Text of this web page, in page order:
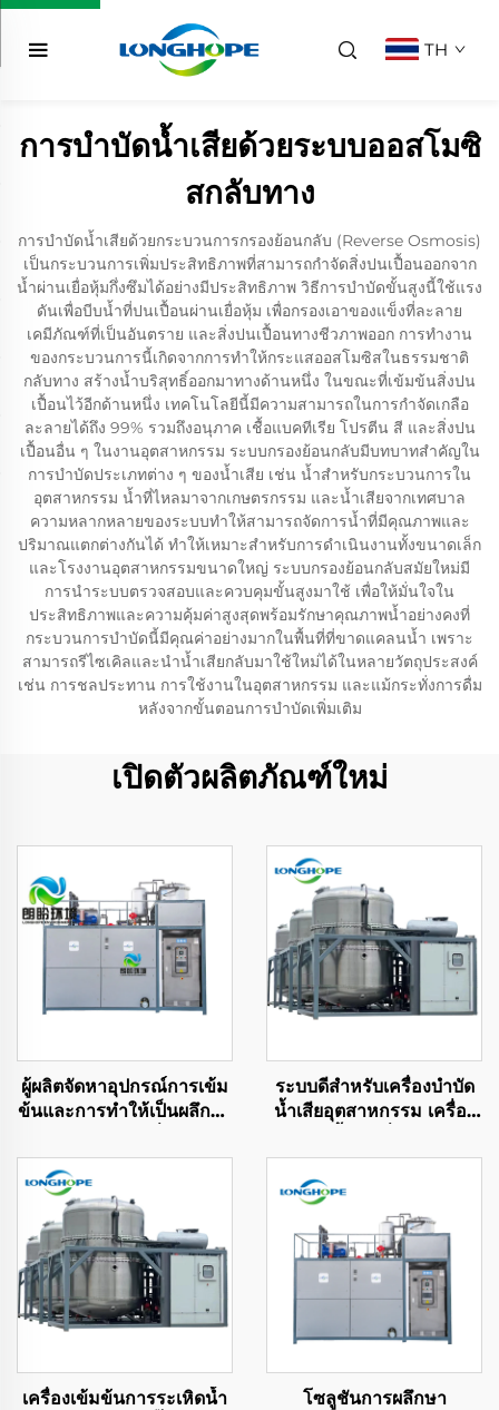
TH
การบำบัดน้ำเสียด้วยระบบออสโมซิ
สกลับทาง
การบำบัดน้ำเสียด้วยกระบวนการกรองย้อนกลับ (Reverse Osmosis)
เป็นกระบวนการเพิ่มประสิทธิภาพที่สามารถกำจัดสิ่งปนเปื้อนออกจาก
น้ำผ่านเยื่อหุ้มกึ่งซึมได้อย่างมีประสิทธิภาพ วิธีการบำบัดขั้นสูงนี้ใช้แรง
ดันเพื่อบีบน้ำที่ปนเปื้อนผ่านเยื่อหุ้ม เพื่อกรองเอาของแข็งที่ละลาย
เคมีภัณฑ์ที่เป็นอันตราย และสิ่งปนเปื้อนทางชีวภาพออก การทำงาน
ของกระบวนการนี้เกิดจากการทำให้กระแสออสโมซิสในธรรมชาติ
กลับทาง สร้างน้ำบริสุทธิ์ออกมาทางด้านหนึ่ง ในขณะที่เข้มข้นสิ่งปน
เปื้อนไว้อีกด้านหนึ่ง เทคโนโลยีนี้มีความสามารถในการกำจัดเกลือ
ละลายได้ถึง 99% รวมถึงอนุภาค เชื้อแบคทีเรีย โปรตีน สี และสิ่งปน
เปื้อนอื่น ๆ ในงานอุตสาหกรรม ระบบกรองย้อนกลับมีบทบาทสำคัญใน
การบำบัดประเภทต่าง ๆ ของน้ำเสีย เช่น น้ำสำหรับกระบวนการใน
อุตสาหกรรม น้ำที่ไหลมาจากเกษตรกรรม และน้ำเสียจากเทศบาล
ความหลากหลายของระบบทำให้สามารถจัดการน้ำที่มีคุณภาพและ
ปริมาณแตกต่างกันได้ ทำให้เหมาะสำหรับการดำเนินงานทั้งขนาดเล็ก
และโรงงานอุตสาหกรรมขนาดใหญ่ ระบบกรองย้อนกลับสมัยใหม่มี
การนำระบบตรวจสอบและควบคุมขั้นสูงมาใช้ เพื่อให้มั่นใจใน
ประสิทธิภาพและความคุ้มค่าสูงสุดพร้อมรักษาคุณภาพน้ำอย่างคงที่
กระบวนการบำบัดนี้มีคุณค่าอย่างมากในพื้นที่ที่ขาดแคลนน้ำ เพราะ
สามารถรีไซเคิลและนำน้ำเสียกลับมาใช้ใหม่ได้ในหลายวัตถุประสงค์
เช่น การชลประทาน การใช้งานในอุตสาหกรรม และแม้กระทั่งการดื่ม
หลังจากขั้นตอนการบำบัดเพิ่มเติม
เปิดตัวผลิตภัณฑ์ใหม่
ผู้ผลิตจัดหาอุปกรณ์การเข้ม
ข้นและการทำให้เป็นผลึกน้ำ
ต่ำ
ระบบดีสำหรับเครื่องบำบัด
น้ำเสียอุตสาหกรรม เครื่อง
ข้นสูงด้วย vakuum ZLD
เครื่องเข้มข้นการระเหิดน้ำ
โซลูชันการผลึกษา